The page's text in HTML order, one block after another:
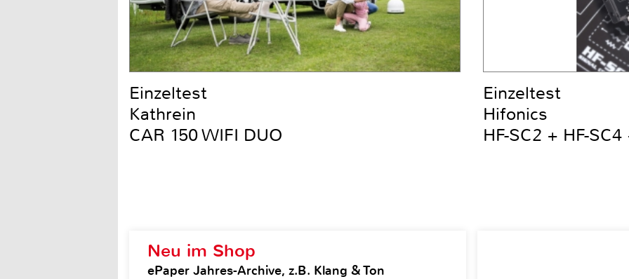
Neu im Shop
ePaper Jahres-Archive, z.B. Klang & Ton
Einzeltest
Kathrein
CAR 150 WIFI DUO
Einzeltest
Hifonics
HF-SC2 + HF-SC4